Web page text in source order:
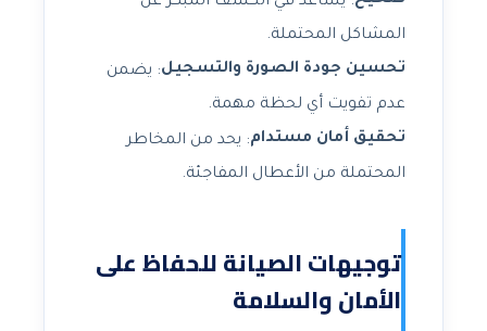
المشاكل المحتملة.
تحسين جودة الصورة والتسجيل: يضمن
عدم تفويت أي لحظة مهمة.
تحقيق أمان مستدام: يحد من المخاطر
المحتملة من الأعطال المفاجئة.
توجيهات الصيانة للحفاظ على
الأمان والسلامة